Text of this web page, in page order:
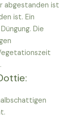
abgestanden ist
ist. Ein
Die